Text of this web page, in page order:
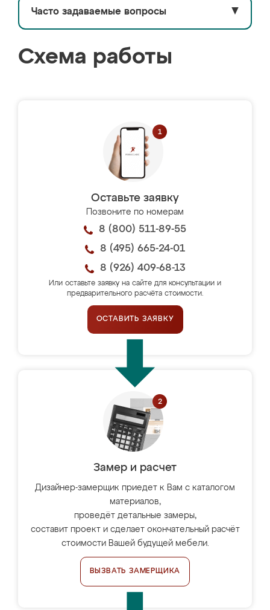
Часто задаваемые вопросы ▼
Схема работы
Оставьте заявку
Позвоните по номерам
8 (800) 511-89-55
8 (495) 665-24-01
8 (926) 409-68-13
Или оставьте заявку на сайте для консультации и
предварительного расчёта стоимости.
ОСТАВИТЬ ЗАЯВКУ
Замер и расчет
Дизайнер-замерщик приедет к Вам с каталогом
материалов,
проведёт детальные замеры,
составит проект и сделает окончательный расчёт
стоимости Вашей будущей мебели.
ВЫЗВАТЬ ЗАМЕРЩИКА